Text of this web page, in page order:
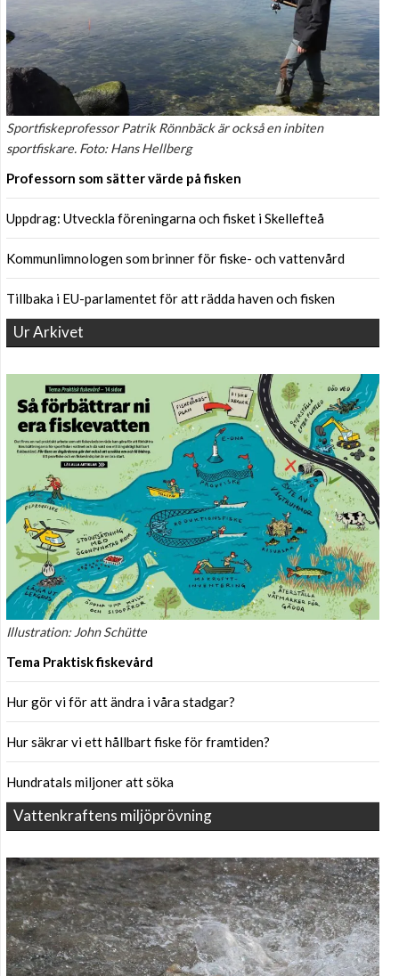
Sportfiskeprofessor Patrik Rönnbäck är också en inbiten
sportfiskare. Foto: Hans Hellberg
Professorn som sätter värde på fisken
Uppdrag: Utveckla föreningarna och fisket i Skellefteå
Kommunlimnologen som brinner för fiske- och vattenvård
Tillbaka i EU-parlamentet för att rädda haven och fisken
Ur Arkivet
Illustration: John Schütte
Tema Praktisk fiskevård
Hur gör vi för att ändra i våra stadgar?
Hur säkrar vi ett hållbart fiske för framtiden?
Hundratals miljoner att söka
Vattenkraftens miljöprövning